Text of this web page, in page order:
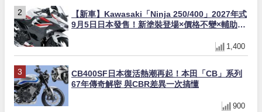
【新車】Kawasaki「Ninja 250/400」2027年式
9月5日日本發售！新塗裝登場×價格不變×輔助滑
1,400
CB400SF日本復活熱潮再起！本田「CB」系列
67年傳奇解密 與CBR差異一次搞懂
900